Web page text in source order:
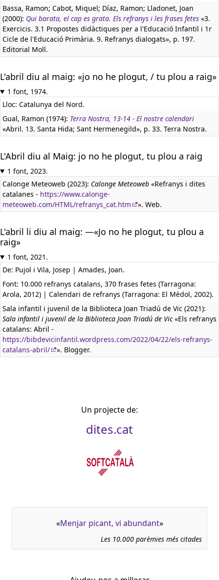
Bassa, Ramon; Cabot, Miquel; Díaz, Ramon; Lladonet, Joan
(2000): Qui barata, el cap es grata. Els refranys i les frases fetes «3.
Exercicis. 3.1 Propostes didàctiques per a l'Educació Infantil i 1r
Cicle de l'Educació Primària. 9. Refranys dialogats», p. 197.
Editorial Moll.
L'abril diu al maig: «jo no he plogut, / tu plou a raig»
1 font, 1974.
Lloc: Catalunya del Nord.
Gual, Ramon (1974): Terra Nostra, 13-14 - El nostre calendari
«Abril. 13. Santa Hida; Sant Hermenegild», p. 33. Terra Nostra.
L'Abril diu al Maig: jo no he plogut, tu plou a raig
1 font, 2023.
Calonge Meteoweb (2023): Calonge Meteoweb «Refranys i dites
catalanes - https://www.calonge-
meteoweb.com/HTML/refranys_cat.htm
». Web.
L'abril li diu al maig: —«Jo no he plogut, tu plou a
raig»
1 font, 2021.
De: Pujol i Vila, Josep | Amades, Joan.
Font: 10.000 refranys catalans, 370 frases fetes (Tarragona:
Arola, 2012) | Calendari de refranys (Tarragona: El Mèdol, 2002).
Sala infantil i juvenil de la Biblioteca Joan Triadú de Vic (2021):
Sala infantil i juvenil de la Biblioteca Joan Triadú de Vic«Els refranys
catalans: Abril -
https://bibdevicinfantil.wordpress.com/2022/04/22/els-refranys-
catalans-abril/
». Blogger.
Un projecte de:
dites.cat
«Menjar picant, vi abundant»
Les 10.000 parèmies més citades